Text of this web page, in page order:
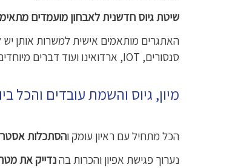
שיטת גיוס חדשנית לאבחון מועמדים
האתגרים מותאמים אישית למשרות אותן יש
סנסורים, IOT, ארדואינו ועוד דברים מיוחדים שאפשר רק לדמיין…
מיון, גיוס והשמת עובדים והכל
הכל מתחיל עם ראיון עומק והסתכלות
נערוך פגישת אפיון והכרות בהנדייק את